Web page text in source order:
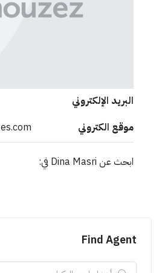
البريد الإلكتروني
موقع الكتروني
ابحث عن Dina Masri في:
Find Agent